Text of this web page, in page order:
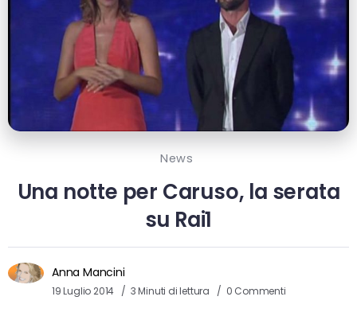
News
Una notte per Caruso, la serata
su Rai1
Anna Mancini
19 Luglio 2014 3 Minuti di lettura 0 Commenti